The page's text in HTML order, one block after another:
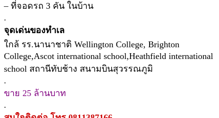
– ที่จอดรถ 3 คัน ในบ้าน
.
จุดเด่นของทำเล
ใกล้ รร.นานาชาติ Wellington College, Brighton
College,Ascot international school,Heathfield international
school สถานีทับช้าง สนามบินสุวรรณภูมิ
.
ขาย 25 ล้านบาท
.